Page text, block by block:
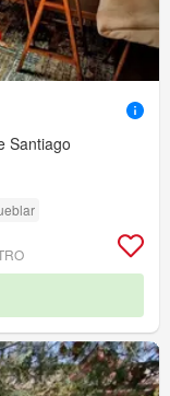
Santiago